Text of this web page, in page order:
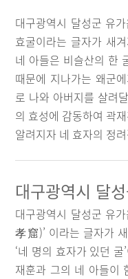
대구광역시 달성군 유
효굴이라는 글자가 새
네 아들은 비슬산의 한
때문에 지나가는 왜군
로 나와 아버지를 살려
의 효성에 감동하여 곽
알려지자 네 효자의 정
대구광역시 달
대구광역시 달성군 유
孝窟)’ 이라는 글자가
‘네 명의 효자가 있던
재훈과 그의 네 아들이